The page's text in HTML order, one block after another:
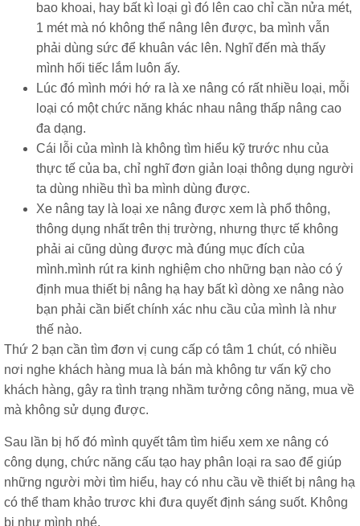
bao khoai, hay bất kì loại gì đó lên cao chỉ cần nửa mét,
1 mét mà nó không thể nâng lên được, ba mình vẫn
phải dùng sức để khuân vác lên. Nghĩ đến mà thấy
mình hối tiếc lắm luôn ấy.
Lúc đó mình mới hớ ra là xe nâng có rất nhiều loại, mỗi
loại có một chức năng khác nhau nâng thấp nâng cao
đa dạng.
Cái lỗi của mình là không tìm hiểu kỹ trước nhu của
thực tế của ba, chỉ nghĩ đơn giản loại thông dụng người
ta dùng nhiều thì ba mình dùng được.
Xe nâng tay là loại xe nâng được xem là phổ thông,
thông dụng nhất trên thị trường, nhưng thực tế không
phải ai cũng dùng được mà đúng mục đích của
mình.mình rút ra kinh nghiệm cho những bạn nào có ý
định mua thiết bị nâng hạ hay bất kì dòng xe nâng nào
bạn phải cần biết chính xác nhu cầu của mình là như
thế nào.
Thứ 2 bạn cần tìm đơn vị cung cấp có tâm 1 chút, có nhiều
nơi nghe khách hàng mua là bán mà không tư vấn kỹ cho
khách hàng, gây ra tình trạng nhầm tưởng công năng, mua về
mà không sử dụng được.
Sau lần bị hố đó mình quyết tâm tìm hiểu xem xe nâng có
công dụng, chức năng cấu tạo hay phân loại ra sao để giúp
những người mời tìm hiểu, hay có nhu cầu về thiết bị nâng hạ
có thể tham khảo trươc khi đưa quyết định sáng suốt. Không
bị như mình nhé.